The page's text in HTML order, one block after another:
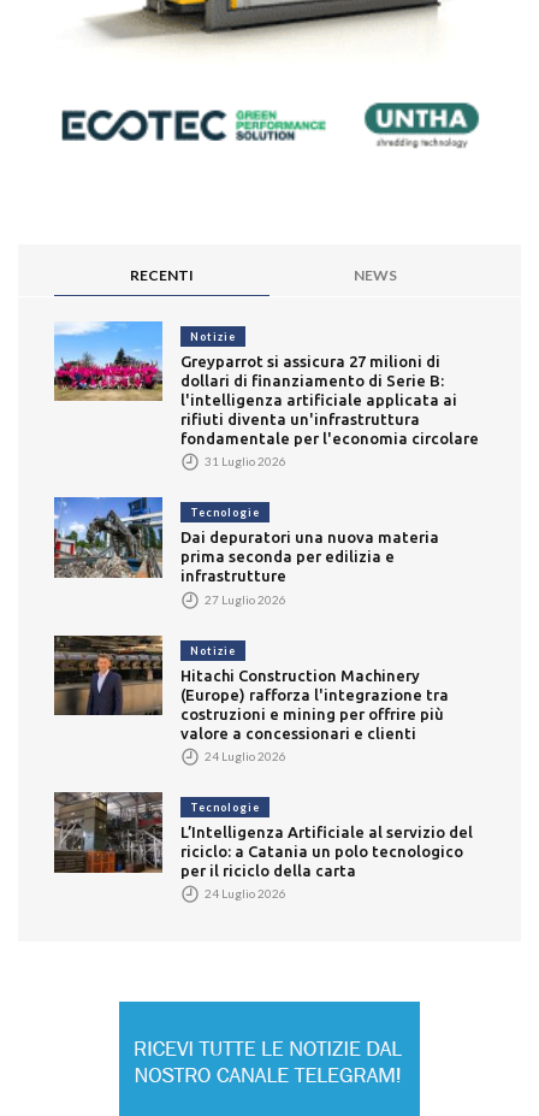
RECENTI NEWS
Notizie
Greyparrot si assicura 27 milioni di
dollari di finanziamento di Serie B:
l'intelligenza artificiale applicata ai
rifiuti diventa un'infrastruttura
fondamentale per l'economia circolare
31 Luglio 2026
Tecnologie
Dai depuratori una nuova materia
prima seconda per edilizia e
infrastrutture
27 Luglio 2026
Notizie
Hitachi Construction Machinery
(Europe) rafforza l'integrazione tra
costruzioni e mining per offrire più
valore a concessionari e clienti
24 Luglio 2026
Tecnologie
L’Intelligenza Artificiale al servizio del
riciclo: a Catania un polo tecnologico
per il riciclo della carta
24 Luglio 2026